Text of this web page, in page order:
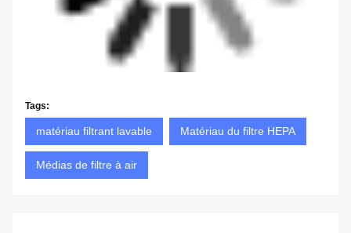
Tags:
matériau filtrant lavable Matériau du filtre HEPA
Médias de filtre à air